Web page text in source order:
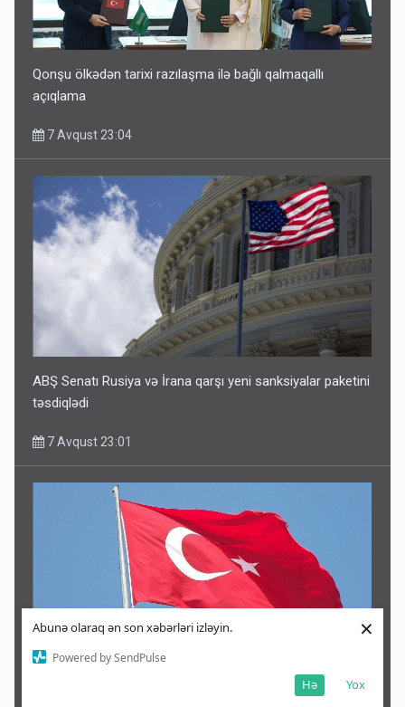
Abunə olaraq ən son xəbərləri izləyin.
Powered by SendPulse
Yox
Hə
×
Qonşu ölkədən tarixi razılaşma ilə bağlı qalmaqallı
açıqlama
7 Avqust 23:04
ABŞ Senatı Rusiya və İrana qarşı yeni sanksiyalar paketini
təsdiqlədi
7 Avqust 23:01
Türkiyədən Məkkə sazişi ilə bağlı açıqlama: “Tamamilə